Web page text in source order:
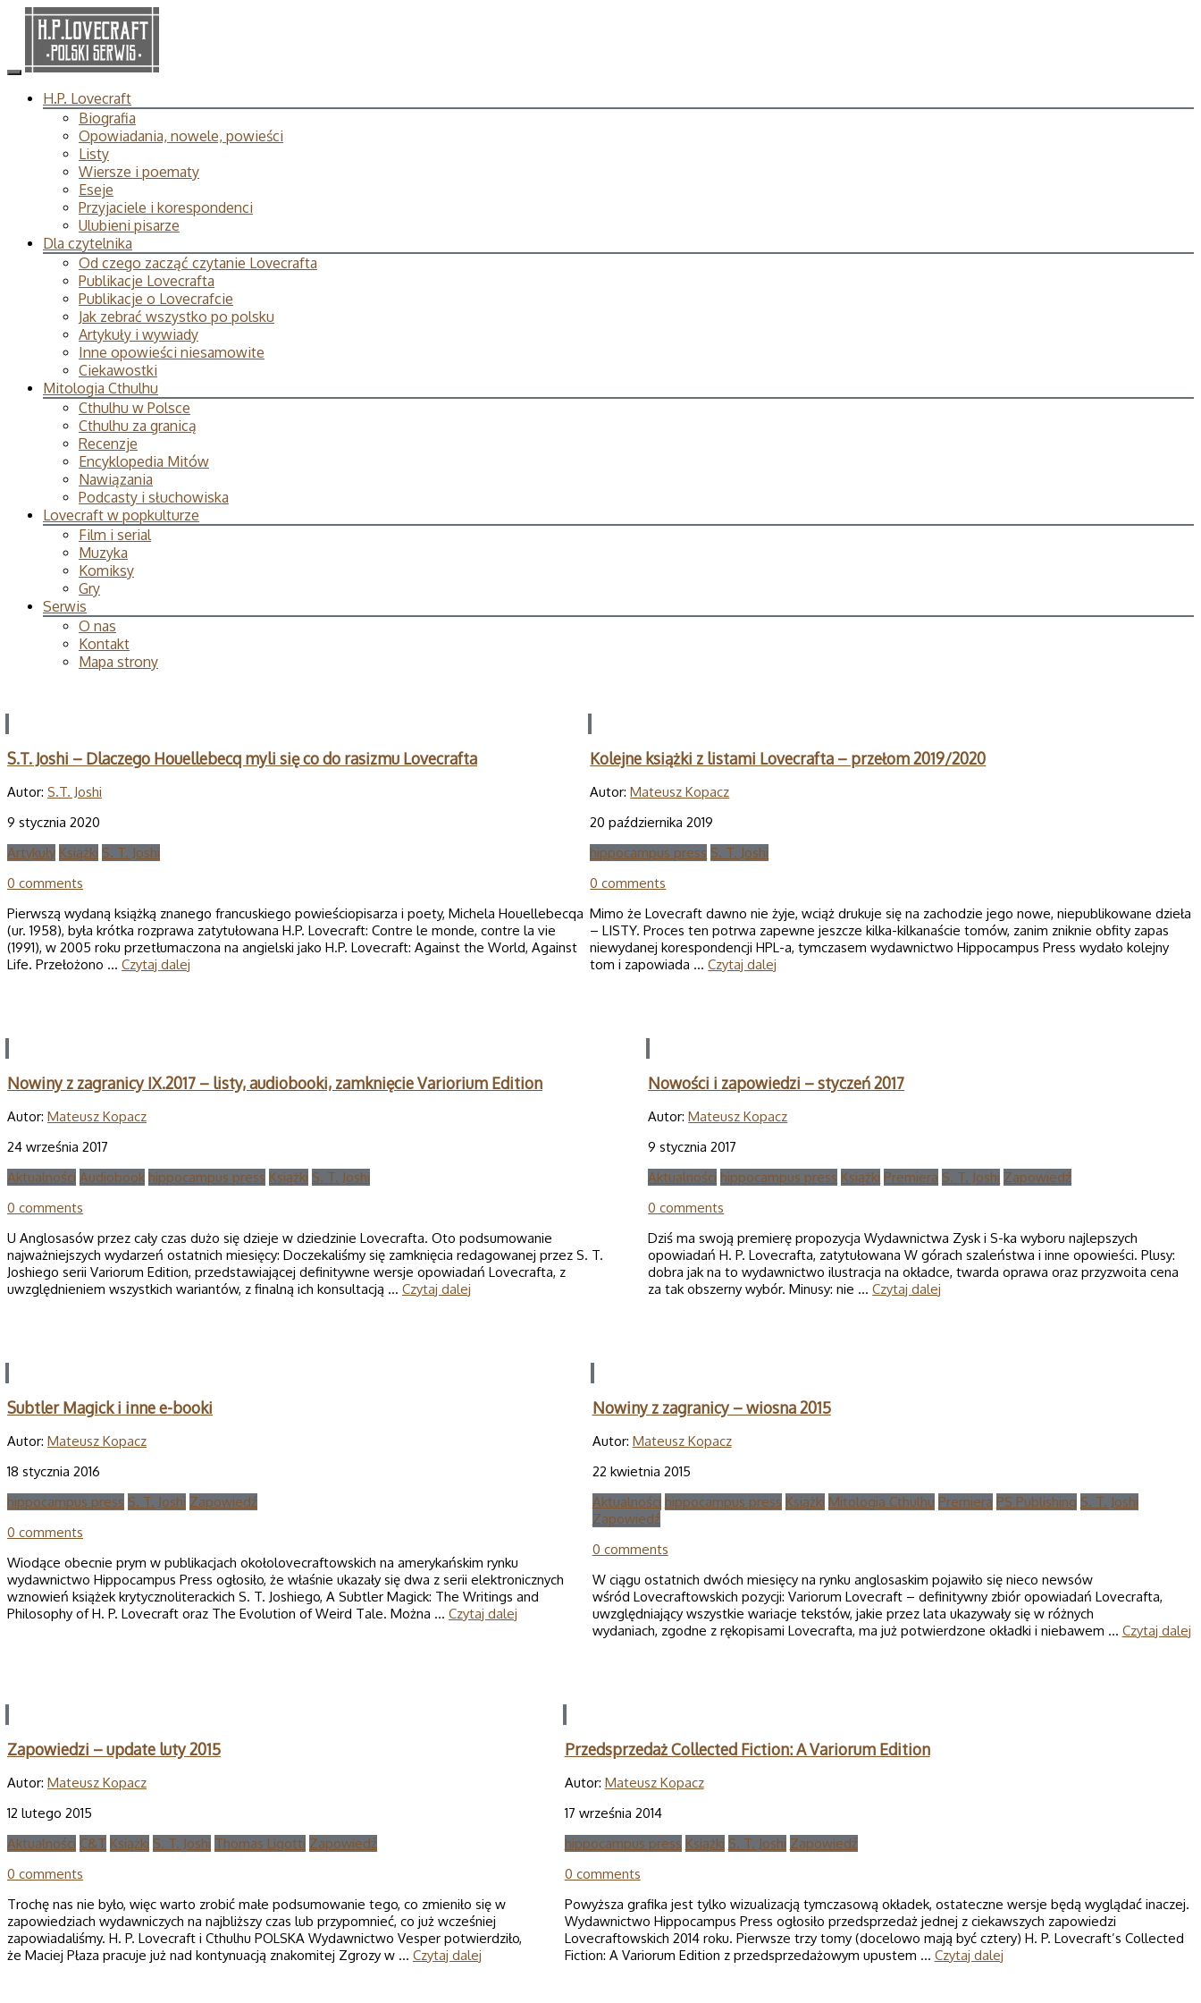
H.P. Lovecraft
Biografia
Opowiadania, nowele, powieści
Listy
Wiersze i poematy
Eseje
Przyjaciele i korespondenci
Ulubieni pisarze
Dla czytelnika
Od czego zacząć czytanie Lovecrafta
Publikacje Lovecrafta
Publikacje o Lovecrafcie
Jak zebrać wszystko po polsku
Artykuły i wywiady
Inne opowieści niesamowite
Ciekawostki
Mitologia Cthulhu
Cthulhu w Polsce
Cthulhu za granicą
Recenzje
Encyklopedia Mitów
Nawiązania
Podcasty i słuchowiska
Lovecraft w popkulturze
Film i serial
Muzyka
Komiksy
Gry
Serwis
O nas
Kontakt
Mapa strony
S.T. Joshi – Dlaczego Houellebecq myli się co do rasizmu Lovecrafta
Autor: S.T. Joshi
9 stycznia 2020
Artykuły Książki S. T. Joshi
0 comments
Pierwszą wydaną książką znanego francuskiego powieściopisarza i poety, Michela Houellebecqa
(ur. 1958), była krótka rozprawa zatytułowana H.P. Lovecraft: Contre le monde, contre la vie
(1991), w 2005 roku przetłumaczona na angielski jako H.P. Lovecraft: Against the World, Against
Life. Przełożono … Czytaj dalej
Kolejne książki z listami Lovecrafta – przełom 2019/2020
Autor:Mateusz Kopacz
20 października 2019
hippocampus press S. T. Joshi
0 comments
Mimo że Lovecraft dawno nie żyje, wciąż drukuje się na zachodzie jego nowe, niepublikowane dzieła
– LISTY. Proces ten potrwa zapewne jeszcze kilka-kilkanaście tomów, zanim zniknie obfity zapas
niewydanej korespondencji HPL-a, tymczasem wydawnictwo Hippocampus Press wydało kolejny
tom i zapowiada …Czytaj dalej
Nowiny z zagranicy IX.2017 – listy, audiobooki, zamknięcie Variorium Edition
Autor: Mateusz Kopacz
24 września 2017
Aktualności Audiobook hippocampus press Książki S. T. Joshi
0 comments
U Anglosasów przez cały czas dużo się dzieje w dziedzinie Lovecrafta. Oto podsumowanie
najważniejszych wydarzeń ostatnich miesięcy: Doczekaliśmy się zamknięcia redagowanej przez S. T.
Joshiego serii Variorum Edition, przedstawiającej definitywne wersje opowiadań Lovecrafta, z
uwzględnieniem wszystkich wariantów, z finalną ich konsultacją … Czytaj dalej
Nowości i zapowiedzi – styczeń 2017
Autor:Mateusz Kopacz
9 stycznia 2017
Aktualności hippocampus press Książki Premiera S. T. Joshi Zapowiedź
0 comments
Dziś ma swoją premierę propozycja Wydawnictwa Zysk i S-ka wyboru najlepszych
opowiadań H. P. Lovecrafta, zatytułowana W górach szaleństwa i inne opowieści. Plusy:
dobra jak na to wydawnictwo ilustracja na okładce, twarda oprawa oraz przyzwoita cena
za tak obszerny wybór. Minusy: nie …Czytaj dalej
Subtler Magick i inne e-booki
Autor: Mateusz Kopacz
18 stycznia 2016
hippocampus press S. T. Joshi Zapowiedź
0 comments
Wiodące obecnie prym w publikacjach okołolovecraftowskich na amerykańskim rynku
wydawnictwo Hippocampus Press ogłosiło, że właśnie ukazały się dwa z serii elektronicznych
wznowień książek krytycznoliterackich S. T. Joshiego, A Subtler Magick: The Writings and
Philosophy of H. P. Lovecraft oraz The Evolution of Weird Tale. Można … Czytaj dalej
Nowiny z zagranicy – wiosna 2015
Autor: Mateusz Kopacz
22 kwietnia 2015
Aktualności hippocampus press Książki Mitologia Cthulhu Premiera PS Publishing S. T. Joshi
Zapowiedź
0 comments
W ciągu ostatnich dwóch miesięcy na rynku anglosaskim pojawiło się nieco newsów
wśród Lovecraftowskich pozycji: Variorum Lovecraft – definitywny zbiór opowiadań Lovecrafta,
uwzględniający wszystkie wariacje tekstów, jakie przez lata ukazywały się w różnych
wydaniach, zgodne z rękopisami Lovecrafta, ma już potwierdzone okładki i niebawem … Czytaj dalej
Zapowiedzi – update luty 2015
Autor: Mateusz Kopacz
12 lutego 2015
Aktualności C&T Książki S. T. Joshi Thomas Ligotti Zapowiedź
0 comments
Trochę nas nie było, więc warto zrobić małe podsumowanie tego, co zmieniło się w
zapowiedziach wydawniczych na najbliższy czas lub przypomnieć, co już wcześniej
zapowiadaliśmy. H. P. Lovecraft i Cthulhu POLSKA Wydawnictwo Vesper potwierdziło,
że Maciej Płaza pracuje już nad kontynuacją znakomitej Zgrozy w … Czytaj dalej
Przedsprzedaż Collected Fiction: A Variorum Edition
Autor: Mateusz Kopacz
17 września 2014
hippocampus press Książki S. T. Joshi Zapowiedź
0 comments
Powyższa grafika jest tylko wizualizacją tymczasową okładek, ostateczne wersje będą wyglądać inaczej.
Wydawnictwo Hippocampus Press ogłosiło przedsprzedaż jednej z ciekawszych zapowiedzi
Lovecraftowskich 2014 roku. Pierwsze trzy tomy (docelowo mają być cztery) H. P. Lovecraft’s Collected
Fiction: A Variorum Edition z przedsprzedażowym upustem … Czytaj dalej